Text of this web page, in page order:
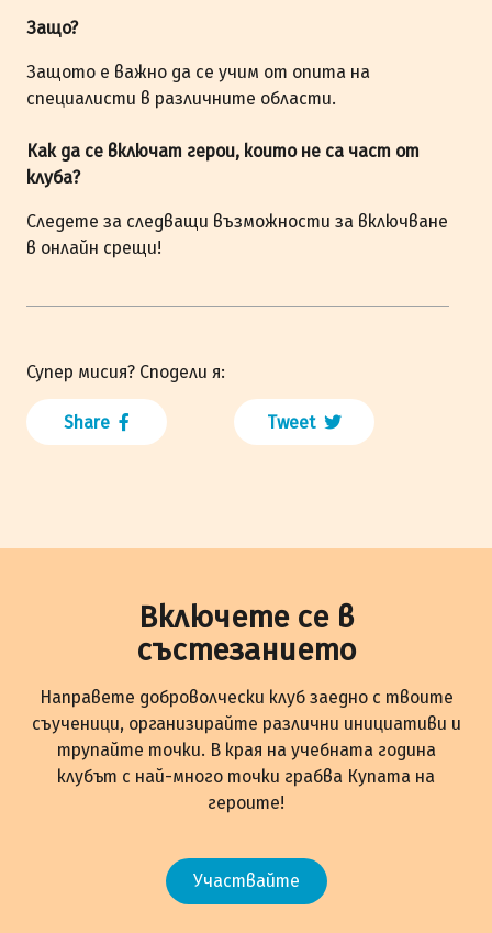
Защо?
Защото е важно да се учим от опита на
специалисти в различните области.
Как да се включат герои, които не са част от
клуба?
Следете за следващи възможности за включване
в онлайн срещи!
Супер мисия? Сподели я:
Share Tweet
Включете се в
състезанието
Направете доброволчески клуб заедно с твоите
съученици, организирайте различни инициативи и
трупайте точки. В края на учебната година
клубът с най-много точки грабва Купата на
героите!
Участвайте